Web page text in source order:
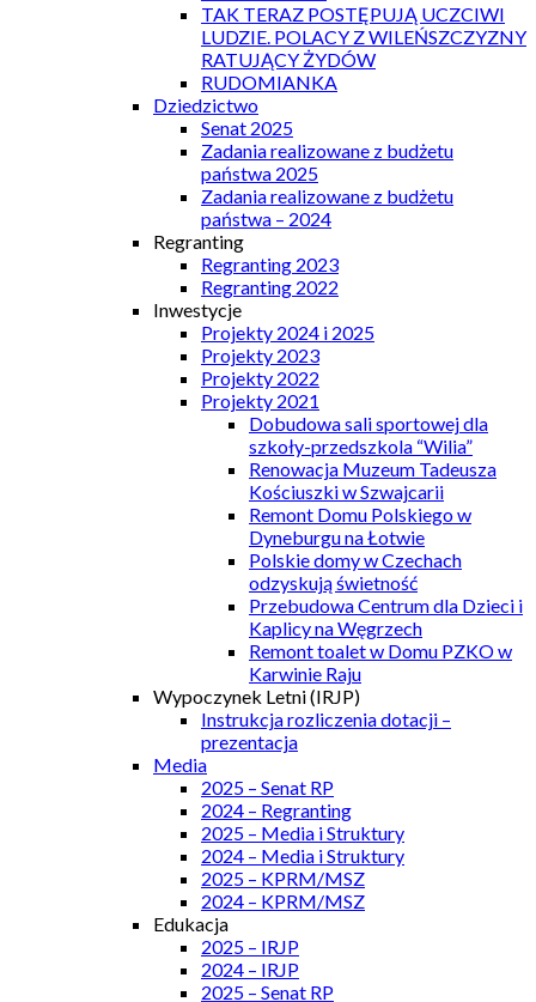
TAK TERAZ POSTĘPUJĄ UCZCIWI
LUDZIE. POLACY Z WILEŃSZCZYZNY
RATUJĄCY ŻYDÓW
RUDOMIANKA
Dziedzictwo
Senat 2025
Zadania realizowane z budżetu
państwa 2025
Zadania realizowane z budżetu
państwa – 2024
Regranting
Regranting 2023
Regranting 2022
Inwestycje
Projekty 2024 i 2025
Projekty 2023
Projekty 2022
Projekty 2021
Dobudowa sali sportowej dla
szkoły-przedszkola “Wilia”
Renowacja Muzeum Tadeusza
Kościuszki w Szwajcarii
Remont Domu Polskiego w
Dyneburgu na Łotwie
Polskie domy w Czechach
odzyskują świetność
Przebudowa Centrum dla Dzieci i
Kaplicy na Węgrzech
Remont toalet w Domu PZKO w
Karwinie Raju
Wypoczynek Letni (IRJP)
Instrukcja rozliczenia dotacji –
prezentacja
Media
2025 – Senat RP
2024 – Regranting
2025 – Media i Struktury
2024 – Media i Struktury
2025 – KPRM/MSZ
2024 – KPRM/MSZ
Edukacja
2025 – IRJP
2024 – IRJP
2025 – Senat RP